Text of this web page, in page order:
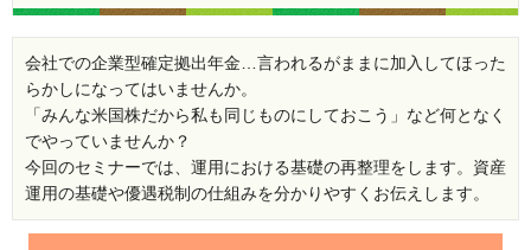
会社での企業型確定拠出年金…言われるがままに加入してほった
らかしになってはいませんか。
「みんな米国株だから私も同じものにしておこう」など何となく
でやっていませんか？
今回のセミナーでは、運用における基礎の再整理をします。資産
運用の基礎や優遇税制の仕組みを分かりやすくお伝えします。